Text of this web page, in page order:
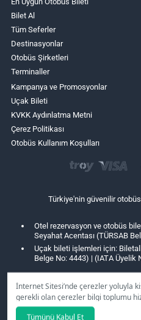
İnternet Sitesi’nde çerezler yoluyla
gerekli olan çerezler bilgi toplumu
kullanılmaktadır. Tercihleriniz
Tümünü Kabul Et
Bilet Al
Tüm Seferler
Destinasyonlar
Otobüs Şirketleri
Terminaller
Kampanya ve Promosyonlar
Uçak Bileti
KVKK Aydınlatma Metni
Çerez Politikası
Otobüs Kullanım Koşulları
Türkiye'nin güvenilir
Otel rezervasyon ve otobüs
Seyahat Acentası (TÜRSAB
Uçak bileti işlemleri için:
Belge No: 4443) | (IATA Üyelik